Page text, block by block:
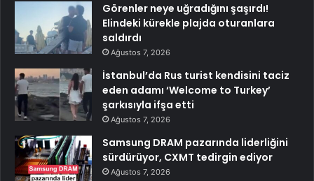
Görenler neye uğradığını şaşırdı!
Elindeki kürekle plajda oturanlara
saldırdı
Ağustos 7, 2026
İstanbul’da Rus turist kendisini taciz
eden adamı ‘Welcome to Turkey’
şarkısıyla ifşa etti
Ağustos 7, 2026
Samsung DRAM pazarında liderliğini
sürdürüyor, CXMT tedirgin ediyor
Ağustos 7, 2026